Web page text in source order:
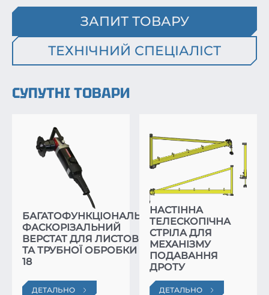
ЗАПИТ ТОВАРУ
ТЕХНІЧНИЙ СПЕЦІАЛІСТ
СУПУТНІ ТОВАРИ
БАГАТОФУНКЦІОНАЛЬНИЙ
ФАСКОРІЗАЛЬНИЙ
ВЕРСТАТ ДЛЯ ЛИСТОВОЇ
ТА ТРУБНОЇ ОБРОБКИ BM-
18
ДЕТАЛЬНО
НАСТІННА
ТЕЛЕСКОПІЧНА
СТРІЛА ДЛЯ
МЕХАНІЗМУ
ПОДАВАННЯ
ДРОТУ
ДЕТАЛЬНО